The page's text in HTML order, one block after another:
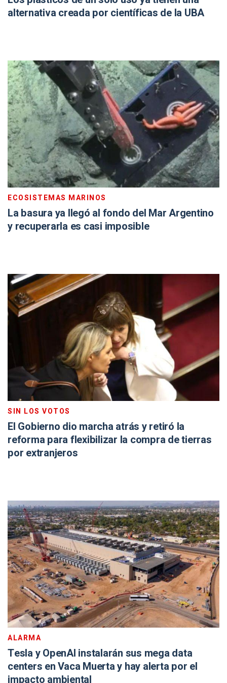
alternativa creada por científicas de la UBA
ECOSISTEMAS MARINOS
La basura ya llegó al fondo del Mar Argentino
y recuperarla es casi imposible
SIN LOS VOTOS
El Gobierno dio marcha atrás y retiró la
reforma para flexibilizar la compra de tierras
por extranjeros
ALARMA
Tesla y OpenAI instalarán sus mega data
centers en Vaca Muerta y hay alerta por el
impacto ambiental